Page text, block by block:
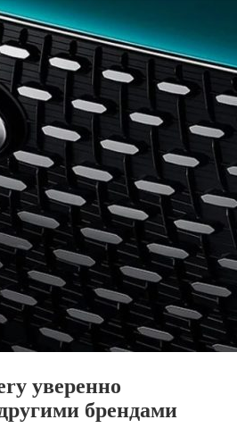
уверенно
брендами